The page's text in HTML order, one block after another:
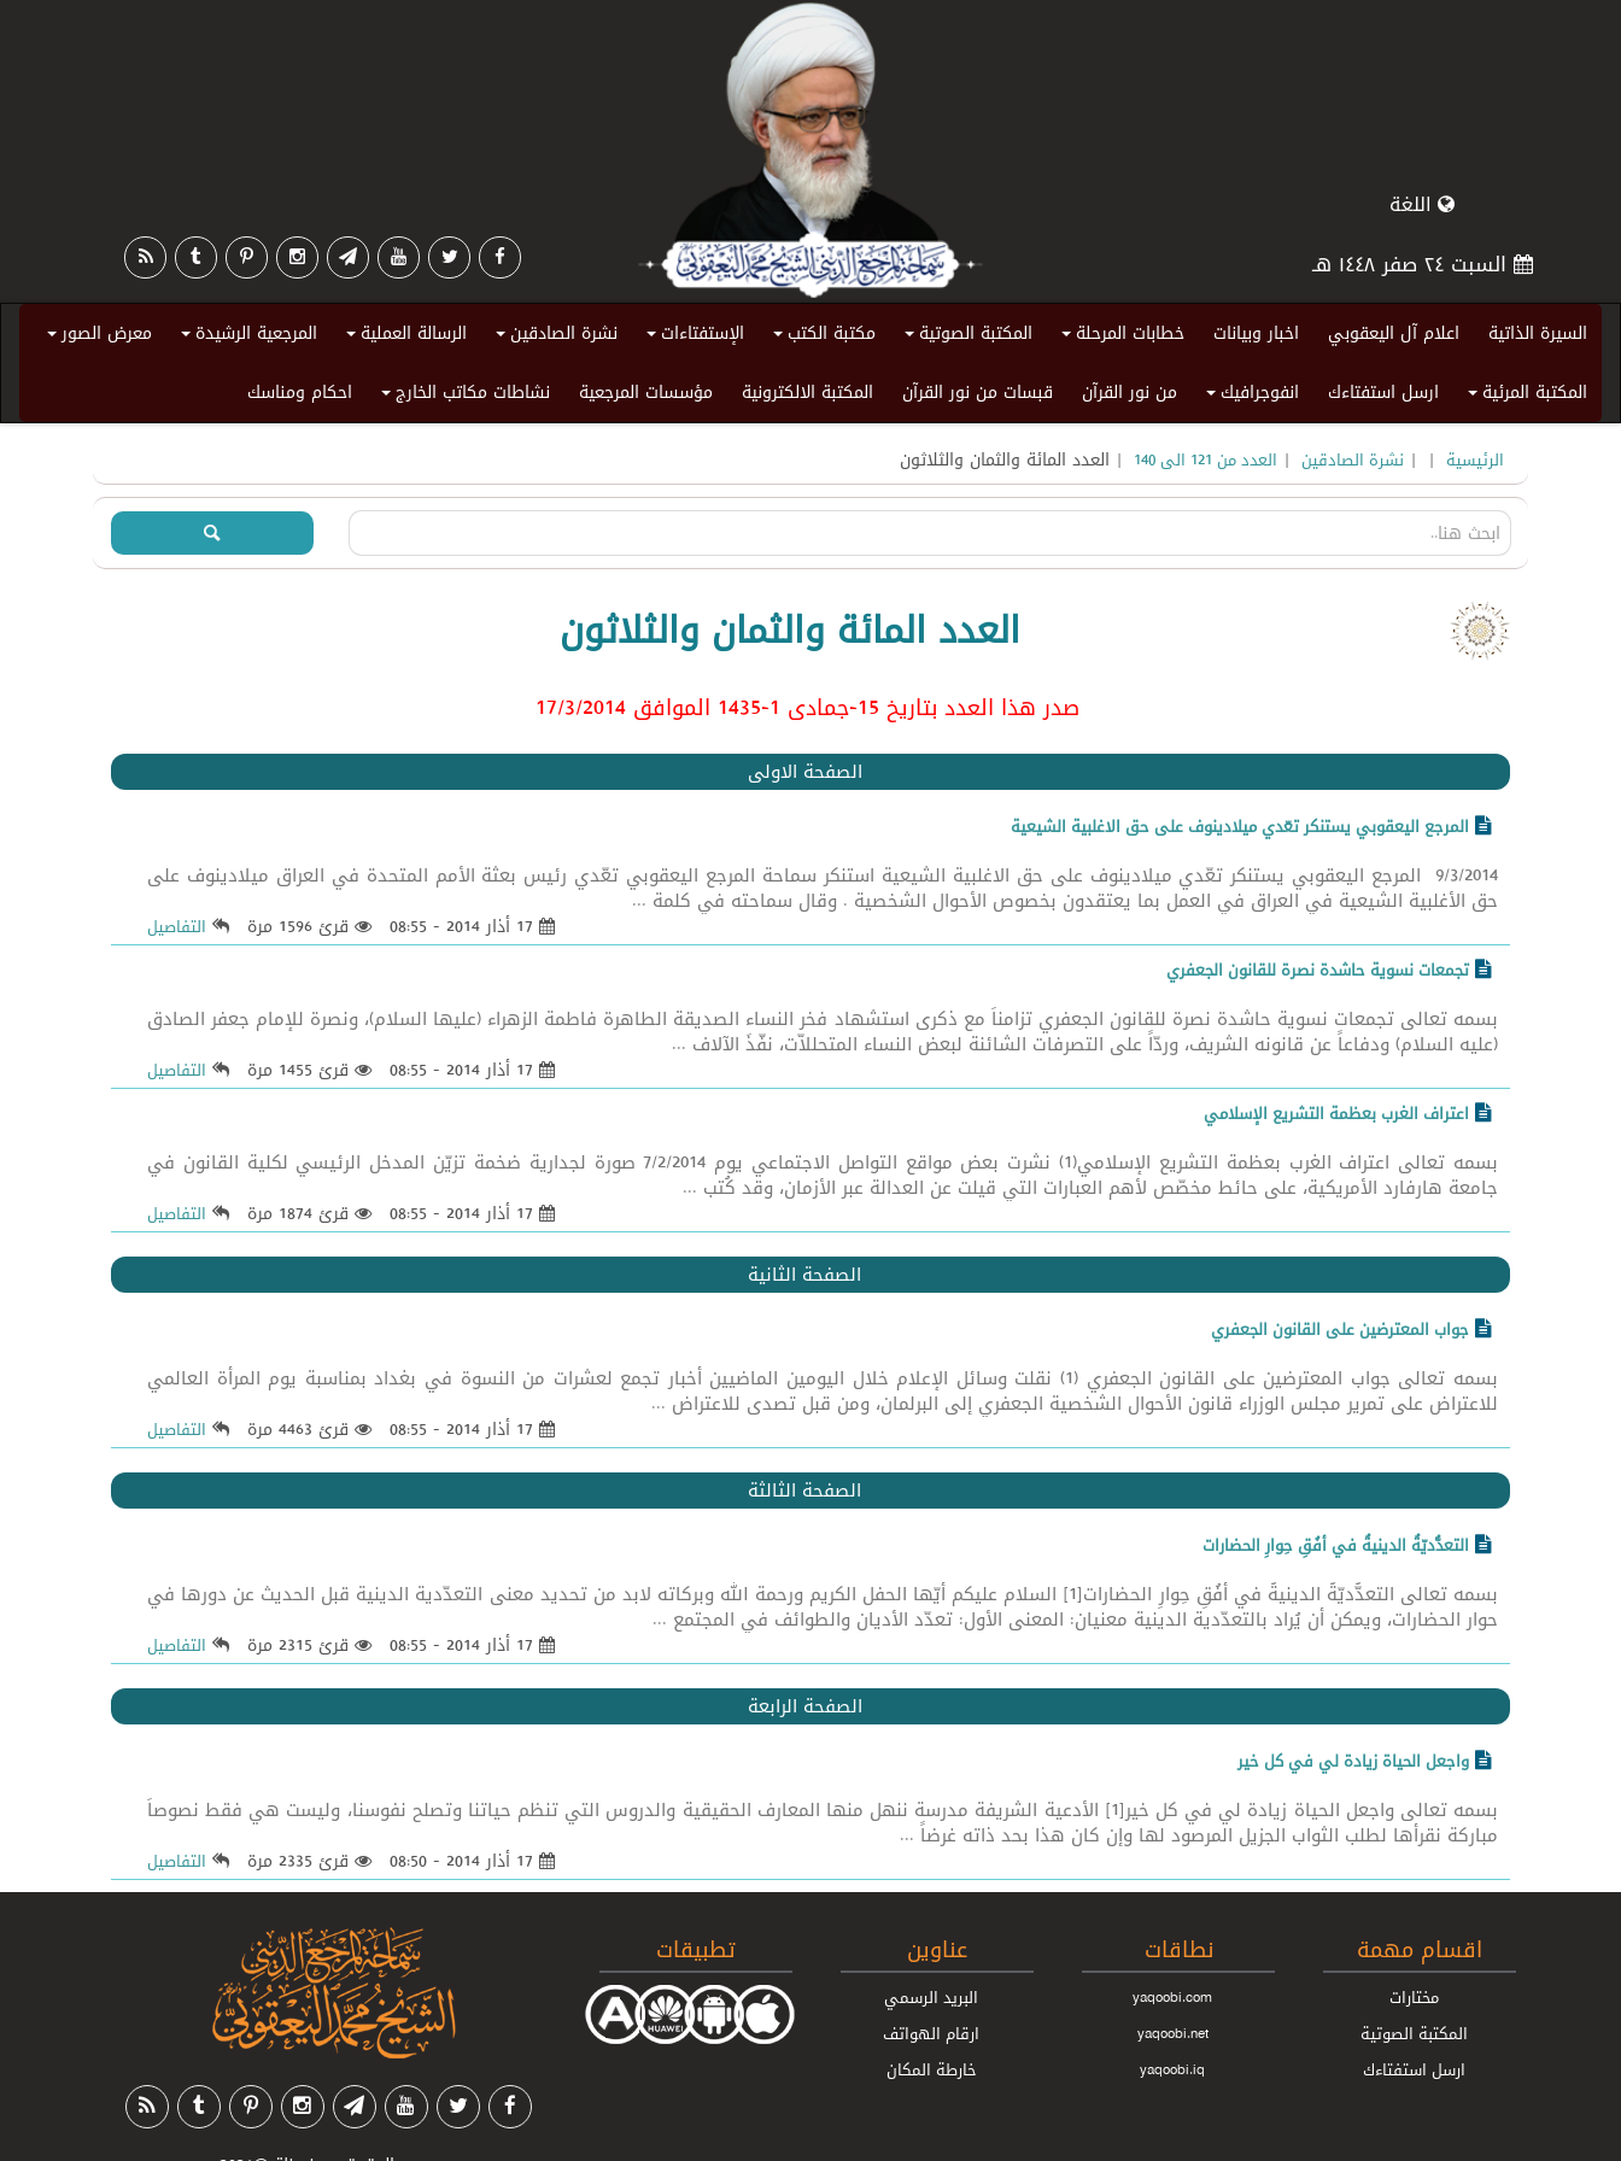
اللغة
السبت ٢٤ صفر ١٤٤٨ هـ
السيرة الذاتية اعلام آل اليعقوبي اخبار وبيانات خطابات المرحلة المكتبة الصوتية مكتبة الكتب الإستفتاءات نشرة الصادقين الرسالة العملية المرجعية الرشيدة معرض الصور
المكتبة المرئية ارسل استفتاءك انفوجرافيك من نور القرآن قبسات من نور القرآن المكتبة الالكترونية مؤسسات المرجعية نشاطات مكاتب الخارج احكام ومناسك
الرئيسية |
| نشرة الصادقين | العدد من 121 الى 140 | العدد المائة والثمان والثلاثون
العدد المائة والثمان والثلاثون
صدر هذا العدد بتاريخ 15-جمادى 1-1435 الموافق 17/3 /2014
الصفحة الاولى
المرجع اليعقوبي يستنكر تعّدي ميلادينوف على حق الاغلبية الشيعية
9/3/2014 المرجع اليعقوبي يستنكر تعّدي ميلادينوف على حق الاغلبية الشيعية استنكر سماحة المرجع اليعقوبي تعّدي رئيس بعثة الأمم المتحدة في العراق ميلادينوف على
حق الأغلبية الشيعية في العراق في العمل بما يعتقدون بخصوص الأحوال الشخصية . وقال سماحته في كلمة ...
قرئ 1596 مرة
التفاصيل
تجمعات نسوية حاشدة نصرة للقانون الجعفري
بسمه تعالى تجمعات نسوية حاشدة نصرة للقانون الجعفري تزامناً مع ذكرى استشهاد فخر النساء الصديقة الطاهرة فاطمة الزهراء (عليها السلام)، ونصرة للإمام جعفر الصادق
(عليه السلام) ودفاعاً عن قانونه الشريف، وردّاً على التصرفات الشائنة لبعض النساء المتحللاّت، نفّذَ الآلاف ...
قرئ 1455 مرة
التفاصيل
اعتراف الغرب بعظمة التشريع الإسلامي
بسمه تعالى اعتراف الغرب بعظمة التشريع الإسلامي(1) نشرت بعض مواقع التواصل الاجتماعي يوم 7/2/2014 صورة لجدارية ضخمة تزيّن المدخل الرئيسي لكلية القانون في
جامعة هارفارد الأمريكية، على حائط مخصّص لأهم العبارات التي قيلت عن العدالة عبر الأزمان، وقد كُتب ...
قرئ 1874 مرة التفاصيل
الصفحة الثانية
جواب المعترضين على القانون الجعفري
بسمه تعالى جواب المعترضين على القانون الجعفري (1) نقلت وسائل الإعلام خلال اليومين الماضيين أخبار تجمع لعشرات من النسوة في بغداد بمناسبة يوم المرأة العالمي
للاعتراض على تمرير مجلس الوزراء قانون الأحوال الشخصية الجعفري إلى البرلمان، ومن قبل تصدى للاعتراض ...
قرئ 4463 مرة التفاصيل
الصفحة الثالثة
التعدُّديّةُ الدينيةُ في أفُقِ حِوارِ الحضارات
بسمه تعالى التعدُّديّةُ الدينيةُ في أفُقِ حِوارِ الحضارات[1] السلام عليكم أيّها الحفل الكريم ورحمة الله وبركاته لابد من تحديد معنى التعدّدية الدينية قبل الحديث عن دورها في
حوار الحضارات، ويمكن أن يُراد بالتعدّدية الدينية معنيان: المعنى الأول: تعدّد الأديان والطوائف في المجتمع ...
قرئ 2315 مرة التفاصيل
الصفحة الرابعة
واجعل الحياة زيادة لي في كل خير
بسمه تعالى واجعل الحياة زيادة لي في كل خير[1] الأدعية الشريفة مدرسة ننهل منها المعارف الحقيقية والدروس التي تنظم حياتنا وتصلح نفوسنا، وليست هي فقط نصوصاً
مباركة نقرأها لطلب الثواب الجزيل المرصود لها وإن كان هذا بحد ذاته غرضاً ...
قرئ 2335 مرة التفاصيل
اقسام مهمة
مختارات
المكتبة الصوتية
ارسل استفتاءك
نطاقات
yaqoobi.com
yaqoobi.net
yaqoobi.iq
عناوين
البريد الرسمي
ارقام الهواتف
خارطة المكان
تطبيقات